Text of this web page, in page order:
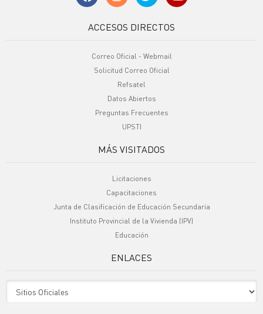
ACCESOS DIRECTOS
Correo Oficial - Webmail
Solicitud Correo Oficial
Refsatel
Datos Abiertos
Preguntas Frecuentes
UPSTI
MÁS VISITADOS
Licitaciones
Capacitaciones
Junta de Clasificación de Educación Secundaria
Instituto Provincial de la Vivienda (IPV)
Educación
ENLACES